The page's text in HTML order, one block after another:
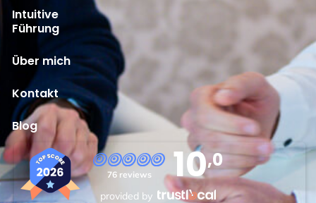
Intuitive
Führung
Über mich
Kontakt
Blog
76 reviews 10,0
provided by